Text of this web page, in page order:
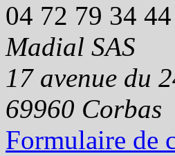
04 72 79 34 44
Madial SAS
17 avenue du
69960 Corbas
Formulaire de